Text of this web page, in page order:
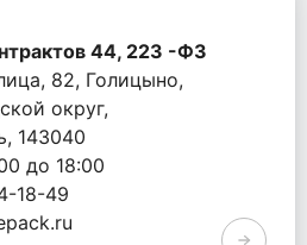
44, 223 -ФЗ
82, Голицыно,
округ,
143040
до 18:00
18-49